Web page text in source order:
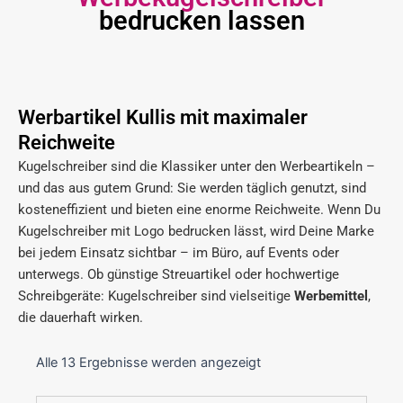
bedrucken lassen
Werbartikel Kullis mit maximaler
Reichweite
Kugelschreiber sind die Klassiker unter den Werbeartikeln –
und das aus gutem Grund: Sie werden täglich genutzt, sind
kosteneffizient und bieten eine enorme Reichweite. Wenn Du
Kugelschreiber mit Logo bedrucken lässt, wird Deine Marke
bei jedem Einsatz sichtbar – im Büro, auf Events oder
unterwegs. Ob günstige Streuartikel oder hochwertige
Schreibgeräte: Kugelschreiber sind vielseitige Werbemittel ,
die dauerhaft wirken.
Alle 13 Ergebnisse werden angezeigt